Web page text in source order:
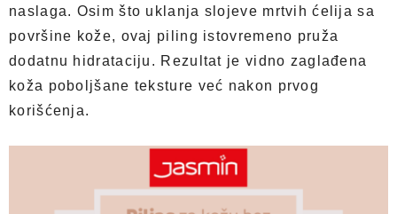
naslaga. Osim što uklanja slojeve mrtvih ćelija sa
površine kože, ovaj piling istovremeno pruža
dodatnu hidrataciju. Rezultat je vidno zaglađena
koža poboljšane teksture već nakon prvog
korišćenja.